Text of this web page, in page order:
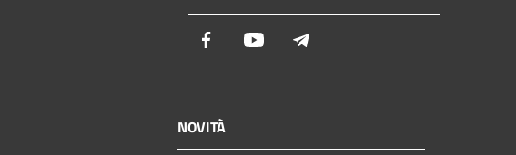
Facebook Youtube
NOVITÀ